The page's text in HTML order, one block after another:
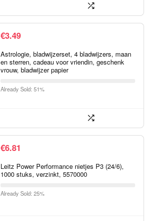
€3.49
Astrologie, bladwijzerset, 4 bladwijzers, maan
en sterren, cadeau voor vriendin, geschenk
vrouw, bladwijzer papier
Already Sold: 51%
€6.81
Leitz Power Performance nietjes P3 (24/6),
1000 stuks, verzinkt, 5570000
Already Sold: 25%